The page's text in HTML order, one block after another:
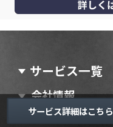
サービス詳細はこちら
サービス一覧
会社情報
採用活動